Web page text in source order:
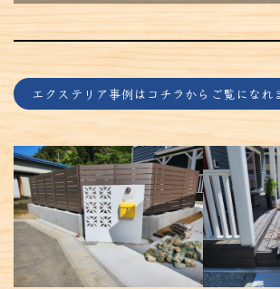
エクステリア事例はコチラからご覧になれ